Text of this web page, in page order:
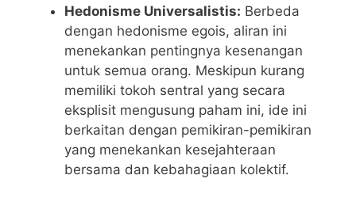
Hedonisme Universalistis: Berbeda
dengan hedonisme egois, aliran ini
menekankan pentingnya kesenangan
untuk semua orang. Meskipun kurang
memiliki tokoh sentral yang secara
eksplisit mengusung paham ini, ide ini
berkaitan dengan pemikiran-pemikiran
yang menekankan kesejahteraan
bersama dan kebahagiaan kolektif.